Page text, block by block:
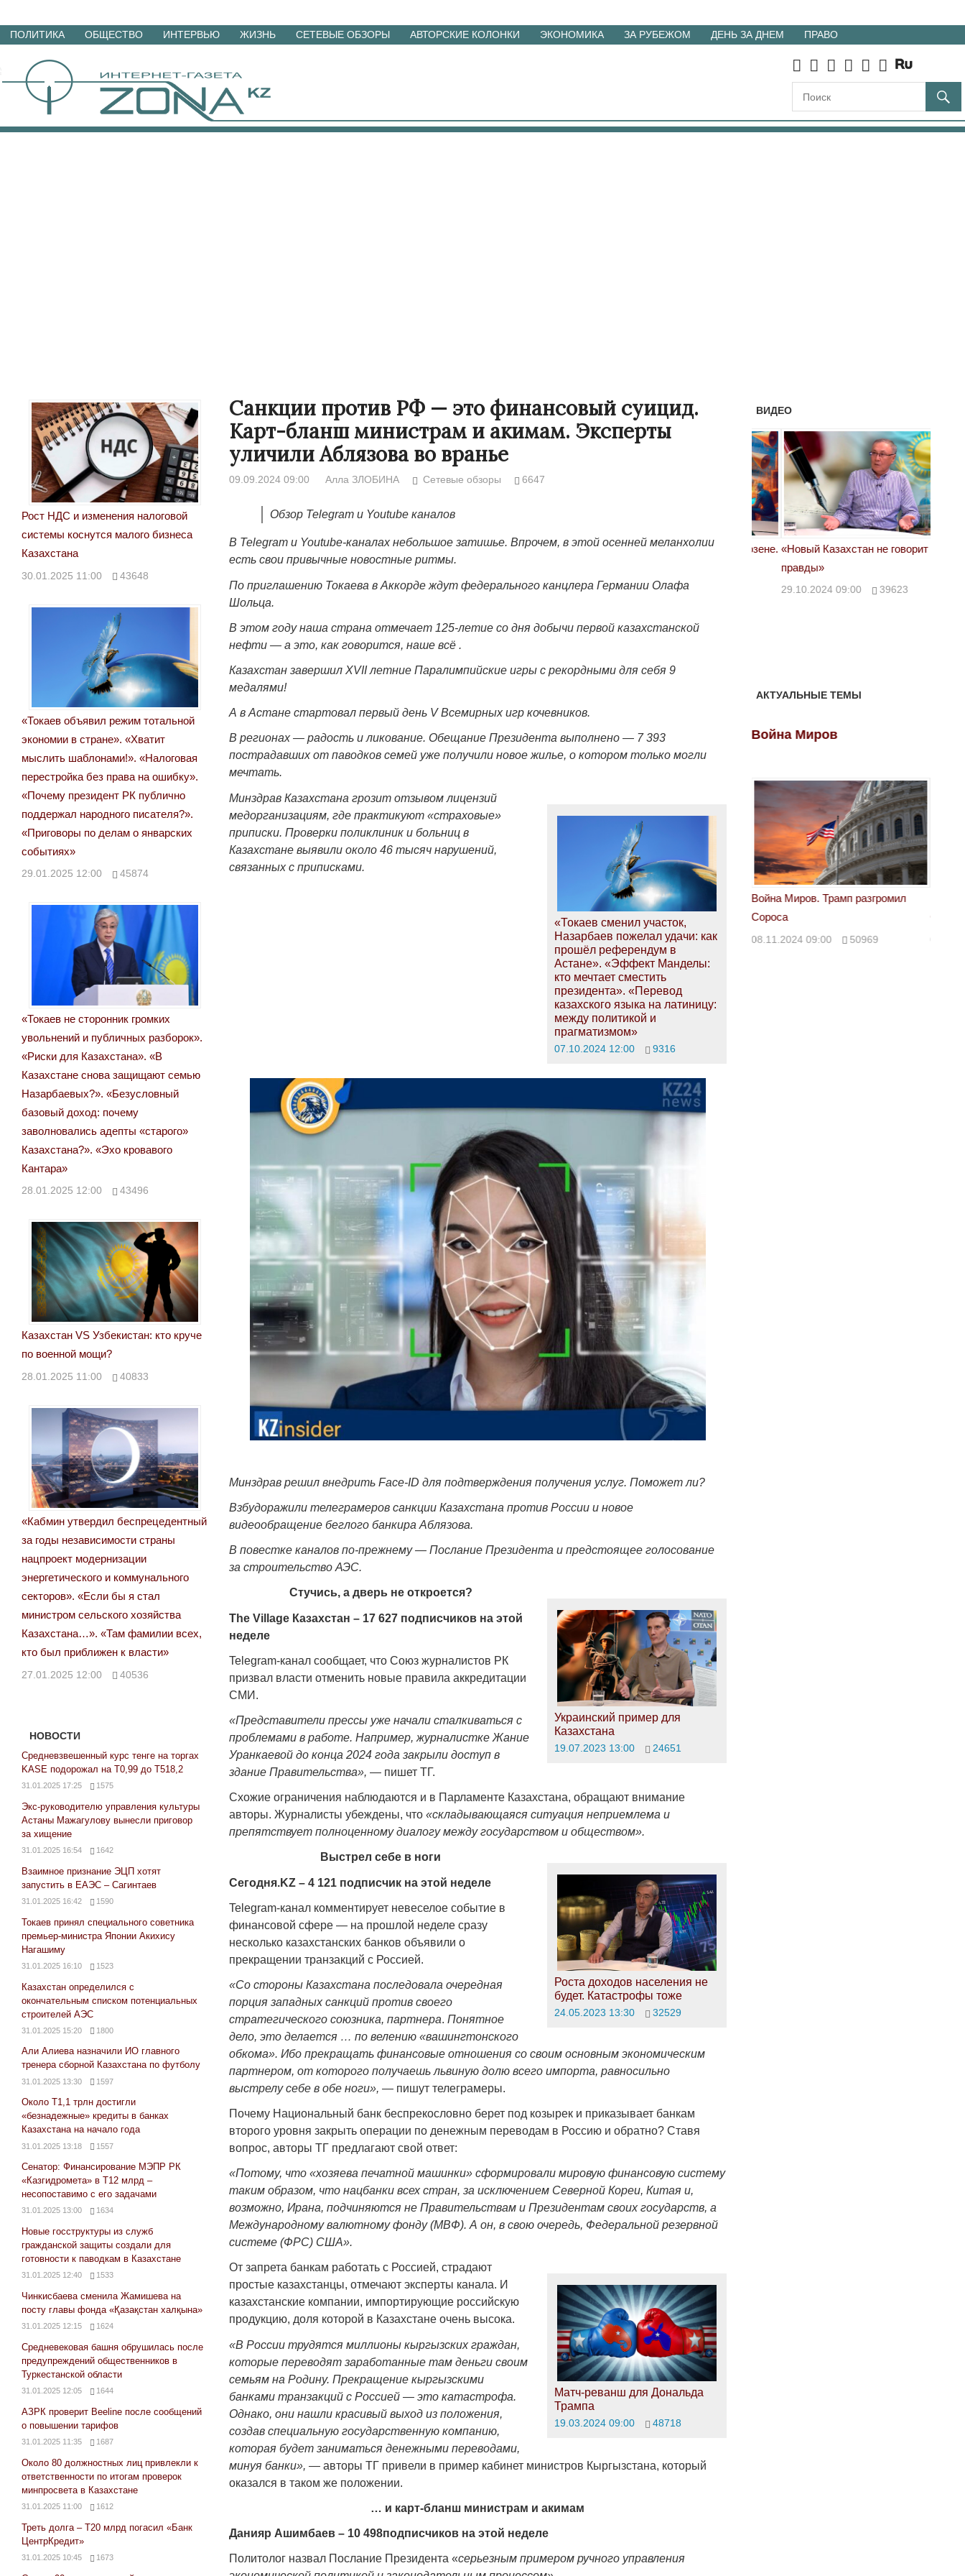
Перейти
материалам
ПОЛИТИКА ОБЩЕСТВО ИНТЕРВЬЮ ЖИЗНЬ СЕТЕВЫЕ ОБЗОРЫ АВТОРСКИЕ КОЛОНКИ ЭКОНОМИКА ЗА РУБЕЖОМ ДЕНЬ ЗА ДНЕМ ПРАВО
Санкции против РФ — это финансовый суицид.
Карт-бланш министрам и акимам. Эксперты
уличили Аблязова во вранье
09.09.2024 09:00 Алла ЗЛОБИНА Сетевые обзоры 6647
Обзор Telegram и Youtube каналов
В Telegram и Youtube-каналах небольшое затишье. Впрочем, в этой осенней меланхолии
есть свои привычные новостные ритмы.
По приглашению Токаева в Аккорде ждут федерального канцлера Германии Олафа
Шольца.
В этом году наша страна отмечает 125-летие со дня добычи первой казахстанской
нефти — а это, как говорится, наше всё .
Казахстан завершил XVII летние Паралимпийские игры с рекордными для себя 9
медалями!
А в Астане стартовал первый день V Всемирных игр кочевников.
В регионах — радость и ликование. Обещание Президента выполнено — 7 393
пострадавших от паводков семей уже получили новое жилье, о котором только могли
мечтать.
«Токаев сменил участок,
Назарбаев пожелал удачи: как
прошёл референдум в
Астане». «Эффект Манделы:
кто мечтает сместить
президента». «Перевод
казахского языка на латиницу:
между политикой и
прагматизмом»
07.10.2024 12:00 9316
Минздрав Казахстана грозит отзывом лицензий
медорганизациям, где практикуют «страховые»
приписки. Проверки поликлиник и больниц в
Казахстане выявили около 46 тысяч нарушений,
связанных с приписками.
Минздрав решил внедрить Face-ID для подтверждения получения услуг. Поможет ли?
Взбудоражили телеграмеров санкции Казахстана против России и новое
видеообращение беглого банкира Аблязова.
В повестке каналов по-прежнему — Послание Президента и предстоящее голосование
за строительство АЭС.
Украинский пример для
Казахстана
19.07.2023 13:00 24651
Стучись, а дверь не откроется?
The Village Казахстан – 17 627 подписчиков на этой
неделе
Telegram-канал сообщает, что Союз журналистов РК
призвал власти отменить новые правила аккредитации
СМИ.
«Представители прессы уже начали сталкиваться с
проблемами в работе. Например, журналистке Жание
Уранкаевой до конца 2024 года закрыли доступ в
здание Правительства», — пишет ТГ.
Схожие ограничения наблюдаются и в Парламенте Казахстана, обращают внимание
авторы. Журналисты убеждены, что«складывающаяся ситуация неприемлема и
препятствует полноценному диалогу между государством и обществом».
Роста доходов населения не
будет. Катастрофы тоже
24.05.2023 13:30 32529
Выстрел себе в ноги
Сегодня.KZ – 4 121 подписчик на этой неделе
Telegram-канал комментирует невеселое событие в
финансовой сфере — на прошлой неделе сразу
несколько казахстанских банков объявили о
прекращении транзакций с Россией.
«Со стороны Казахстана последовала очередная
порция западных санкций против своего
стратегического союзника, партнера.Понятное
дело, это делается … по велению «вашингтонского
обкома». Ибо прекращать финансовые отношения со своим основным экономическим
партнером, от которого получаешь львиную долю всего импорта, равносильно
выстрелу себе в обе ноги», — пишут телеграмеры.
Почему Национальный банк беспрекословно берет под козырек и приказывает банкам
второго уровня закрыть операции по денежным переводам в Россию и обратно? Ставя
вопрос, авторы ТГ предлагают свой ответ:
«Потому, что «хозяева печатной машинки» сформировали мировую финансовую систему
таким образом, что нацбанки всех стран, за исключением Северной Кореи, Китая и,
возможно, Ирана, подчиняются не Правительствам и Президентам своих государств, а
Международному валютному фонду (МВФ). А он, в свою очередь, Федеральной резервной
системе (ФРС) США».
Матч-реванш для Дональда
Трампа
19.03.2024 09:00 48718
От запрета банкам работать с Россией, страдают
простые казахстанцы, отмечают эксперты канала. И
казахстанские компании, импортирующие российскую
продукцию, доля которой в Казахстане очень высока.
«В России трудятся миллионы кыргызских граждан,
которые переводят заработанные там деньги своим
семьям на Родину. Прекращение кыргызскими
банками транзакций с Россией — это катастрофа.
Однако, они нашли красивый выход из положения,
создав специальную государственную компанию,
которая будет заниматься денежными переводами,
минуя банки», — авторы ТГ привели в пример кабинет министров Кыргызстана, который
оказался в таком же положении.
… и карт-бланш министрам и акимам
Данияр Ашимбаев – 10 498подписчиков на этой неделе
Политолог назвал Послание Президента «серьезным примером ручного управления
Рост НДС и изменения налоговой
системы коснутся малого бизнеса
Казахстана
30.01.2025 11:00 43648
«Токаев объявил режим тотальной
экономии в стране». «Хватит
мыслить шаблонами!». «Налоговая
перестройка без права на ошибку».
«Почему президент РК публично
поддержал народного писателя?».
«Приговоры по делам о январских
событиях»
29.01.2025 12:00 45874
«Токаев не сторонник громких
увольнений и публичных разборок».
«Риски для Казахстана». «В
Казахстане снова защищают семью
Назарбаевых?». «Безусловный
базовый доход: почему
заволновались адепты «старого»
Казахстана?». «Эхо кровавого
Кантара»
28.01.2025 12:00 43496
Казахстан VS Узбекистан: кто круче
по военной мощи?
28.01.2025 11:00 40833
«Кабмин утвердил беспрецедентный
за годы независимости страны
нацпроект модернизации
энергетического и коммунального
секторов». «Если бы я стал
министром сельского хозяйства
Казахстана…». «Там фамилии всех,
кто был приближен к власти»
27.01.2025 12:00 40536
НОВОСТИ
Средневзвешенный курс тенге на торгах
KASE подорожал на Т0,99 до Т518,2
31.01.2025 17:25 1575
Экс-руководителю управления культуры
Астаны Мажагулову вынесли приговор
за хищение
31.01.2025 16:54 1642
Взаимное признание ЭЦП хотят
запустить в ЕАЭС – Сагинтаев
31.01.2025 16:42 1590
Токаев принял специального советника
премьер-министра Японии Акихису
Нагашиму
31.01.2025 16:10 1523
Казахстан определился с
окончательным списком потенциальных
строителей АЭС
31.01.2025 15:20 1800
Али Алиева назначили ИО главного
тренера сборной Казахстана по футболу
31.01.2025 13:30 1597
Около Т1,1 трлн достигли
«безнадежные» кредиты в банках
Казахстана на начало года
31.01.2025 13:18 1557
Сенатор: Финансирование МЭПР РК
«Казгидромета» в Т12 млрд –
несопоставимо с его задачами
31.01.2025 13:00 1634
Новые госструктуры из служб
гражданской защиты создали для
готовности к паводкам в Казахстане
31.01.2025 12:40 1533
Чинкисбаева сменила Жамишева на
посту главы фонда «Қазақстан халқына»
31.01.2025 12:15 1624
Средневековая башня обрушилась после
предупреждений общественников в
Туркестанской области
31.01.2025 12:05 1644
АЗРК проверит Beeline после сообщений
о повышении тарифов
31.01.2025 11:35 1687
Около 80 должностных лиц привлекли к
ответственности по итогам проверок
минпросвета в Казахстане
31.01.2025 11:00 1612
Треть долга – Т20 млрд погасил «Банк
ЦентрКредит»
31.01.2025 10:45 1673
ВИДЕО
Народ выбрал свет
Странная забастовка в Жанаозене.
Авиакомпании сравнили с
30.10.2024 14:00 28888
«Новый Казахстан не говорит всей
правды»
29.10.2024 09:00 39623
АКТУАЛЬНЫЕ ТЕМЫ
Война Миров
Война Миров. Трамп разгромил
08.11.2024 09:00 50969
Война Миров
Война Миров. Трамп разгромил
Сороса
08.11.2024 09:00 50969